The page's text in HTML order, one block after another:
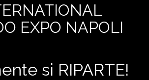
EXPO NAPOLI
si RIPARTE!